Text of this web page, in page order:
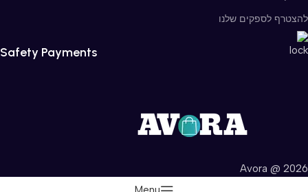
להצטרף לספקים שלנו
Safety Payments
Avora @ 2026